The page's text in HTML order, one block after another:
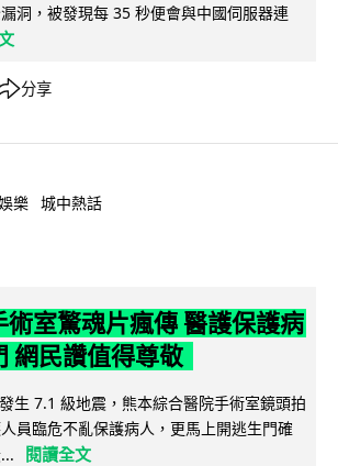
洞，被發現每 35 秒便會與中國伺服器連
分享
樂 城中熱話
術室驚魂片瘋傳 醫護保護病
網民讚值得尊敬
生 7.1 級地震，熊本綜合醫院手術室鏡頭拍
員臨危不亂保護病人，更馬上開逃生門確
閱讀全文